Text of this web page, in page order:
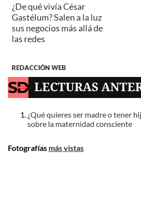
¿De qué vivía César
Gastélum? Salen a la luz
sus negocios más allá de
las redes
REDACCIÓN WEB
LECTURAS
¿Qué quieres ser madre o tener
sobre la maternidad consciente
Fotografías más vistas